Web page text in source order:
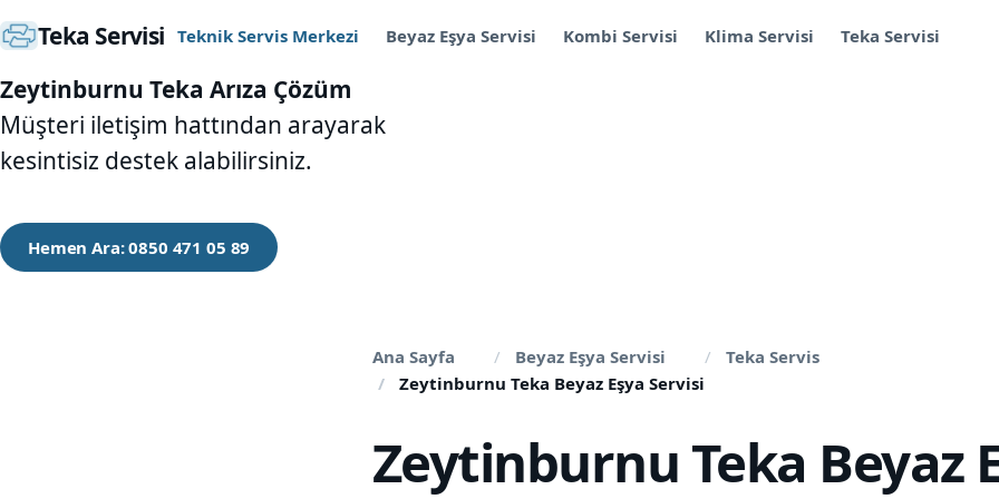
Teka Servisi Teknik Servis Merkezi Beyaz Eşya Servisi Kombi Servisi Klima Servisi Teka Servisi
Zeytinburnu Teka Arıza Çözüm
Müşteri iletişim hattından arayarak
kesintisiz destek alabilirsiniz.
Hemen Ara: 0850 471 05 89
Ana Sayfa Beyaz Eşya Servisi
Teka Servis
Zeytinburnu Teka Beyaz Eşya Servisi
Zeytinburnu Teka Beyaz